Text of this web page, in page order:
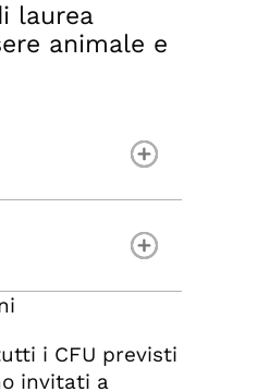
laurea
animale e
i CFU previsti
invitati a